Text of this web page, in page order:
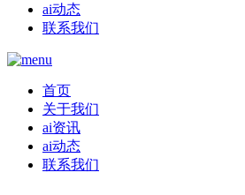
ai动态
联系我们
首页
关于我们
ai资讯
ai动态
联系我们